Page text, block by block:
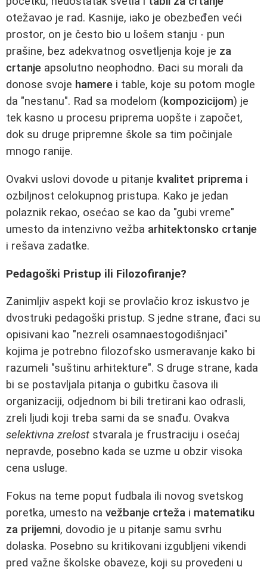
otežavao je rad. Kasnije, iako je obezbeđen veći
prostor, on je često bio u lošem stanju - pun
prašine, bez adekvatnog osvetljenja koje je za
crtanje apsolutno neophodno. Đaci su morali da
donose svoje hamere i table, koje su potom mogle
da "nestanu". Rad sa modelom (kompozicijom) je
tek kasno u procesu priprema uopšte i započet,
dok su druge pripremne škole sa tim počinjale
mnogo ranije.
Ovakvi uslovi dovode u pitanje kvalitet priprema i
ozbiljnost celokupnog pristupa. Kako je jedan
polaznik rekao, osećao se kao da "gubi vreme"
umesto da intenzivno vežba arhitektonsko crtanje
i rešava zadatke.
Pedagoški Pristup ili Filozofiranje?
Zanimljiv aspekt koji se provlačio kroz iskustvo je
dvostruki pedagoški pristup. S jedne strane, đaci su
opisivani kao "nezreli osamnaestogodišnjaci"
kojima je potrebno filozofsko usmeravanje kako bi
razumeli "suštinu arhitekture". S druge strane, kada
bi se postavljala pitanja o gubitku časova ili
organizaciji, odjednom bi bili tretirani kao odrasli,
zreli ljudi koji treba sami da se snađu. Ovakva
selektivna zrelost stvarala je frustraciju i osećaj
nepravde, posebno kada se uzme u obzir visoka
cena usluge.
Fokus na teme poput fudbala ili novog svetskog
poretka, umesto na vežbanje crteža i matematiku
za prijemni, dovodio je u pitanje samu svrhu
dolaska. Posebno su kritikovani izgubljeni vikendi
pred važne školske obaveze, koji su provedeni u